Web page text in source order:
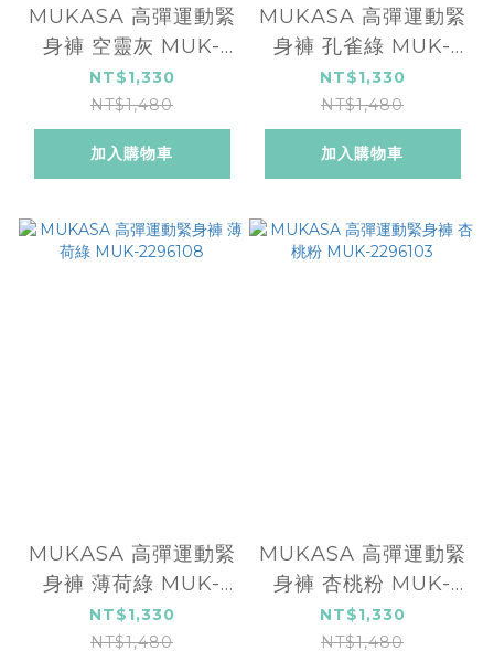
MUKASA 高彈運動緊
身褲 空靈灰 MUK-
2296111
NT$1,330
NT$1,480
加入購物車
MUKASA 高彈運動緊
身褲 孔雀綠 MUK-
2296109
NT$1,330
NT$1,480
加入購物車
MUKASA 高彈運動緊
身褲 薄荷綠 MUK-
2296108
NT$1,330
NT$1,480
MUKASA 高彈運動緊
身褲 杏桃粉 MUK-
2296103
NT$1,330
NT$1,480